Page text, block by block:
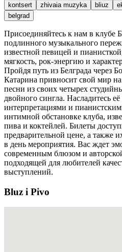
kontsert
zhivaia muzyka bliuz
belgrad
Присоединяйтесь к нам в клубе
подлинного музыкального
известной певицей и
мягкость, рок-энергию и
Пройдя путь из Белграда через
Катарина привносит свой мир
песни из своих четырех
двойного сингла. Насладитесь
интерпретациями и
интимной обстановке клуба,
пива и коктейлей. Билеты
предварительной цене, а также
в день мероприятия. Вас ждет
современным блюзом и
подходящей для любителей
выступлений.
Bluz i Pivo